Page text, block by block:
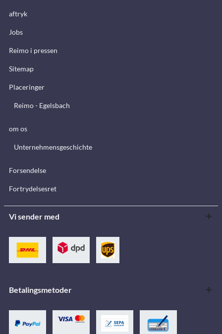
aftryk
Jobs
Reimo i pressen
Sitemap
Placeringer
Reimo - Egelsbach
om os
Unternehmensgeschichte
Forsendelse
Fortrydelsesret
Vi sender med
Betalingsmetoder